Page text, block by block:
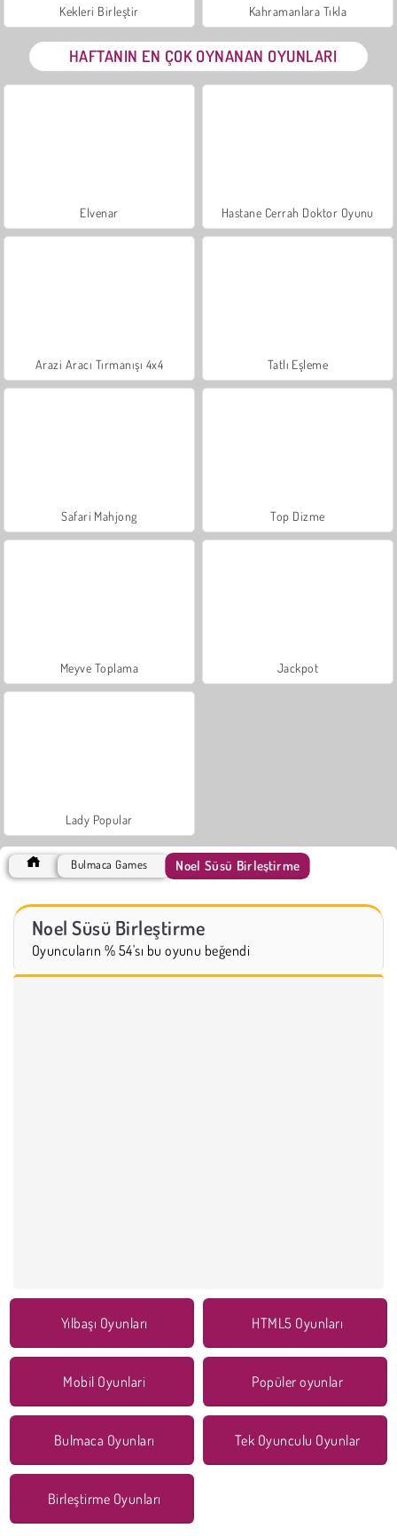
Kekleri Birleştir Kahramanlara Tıkla
HAFTANIN EN ÇOK OYNANAN OYUNLARI
Elvenar Hastane Cerrah Doktor Oyunu
Arazi Aracı Tırmanışı 4x4 Tatlı Eşleme
Safari Mahjong Top Dizme
Meyve Toplama Jackpot
Lady Popular
Bulmaca Games Noel Süsü Birleştirme
Noel Süsü Birleştirme
Oyuncuların % 54'sı bu oyunu beğendi
Yılbaşı Oyunları HTML5 Oyunları
Mobil Oyunlari Popüler oyunlar
Bulmaca Oyunları Tek Oyunculu Oyunlar
Birleştirme Oyunları